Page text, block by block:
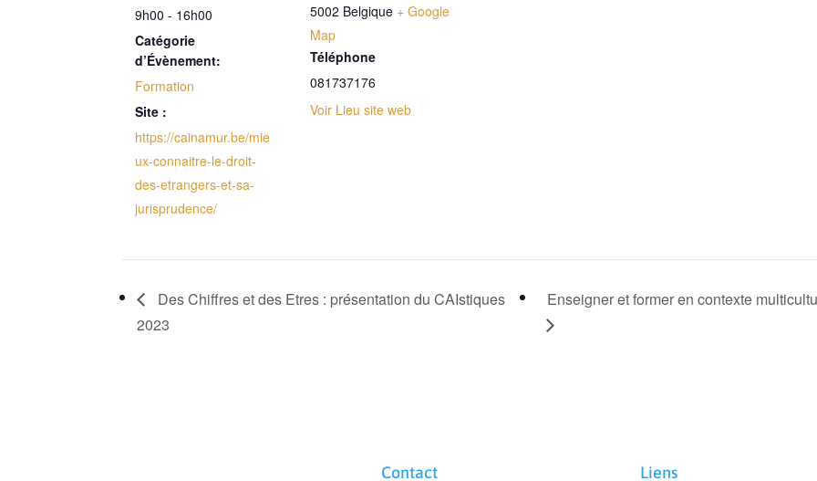
9h00 - 16h00
Catégorie
d’Évènement:
Formation
Site :
https://cainamur.be/mie
ux-connaitre-le-droit-
des-etrangers-et-sa-
jurisprudence/
5002 Belgique + Google
Map
Téléphone
081737176
Voir Lieu site web
Des Chiffres et des Etres : présentation du CAIstiques
2023
Enseigner et former en contexte
Contact Liens